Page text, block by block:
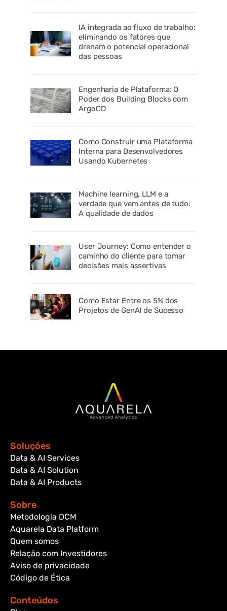
IA integrada ao fluxo de trabalho:
eliminando os fatores que
drenam o potencial operacional
das pessoas
Engenharia de Plataforma: O
Poder dos Building Blocks com
ArgoCD
Como Construir uma Plataforma
Interna para Desenvolvedores
Usando Kubernetes
Machine learning, LLM e a
verdade que vem antes de tudo:
A qualidade de dados
User Journey: Como entender o
caminho do cliente para tomar
decisões mais assertivas
Como Estar Entre os 5% dos
Projetos de GenAI de Sucesso
Soluções
Data & AI Services
Data & AI Solution
Data & AI Products
Sobre
Metodologia DCM
Aquarela Data Platform
Quem somos
Relação com Investidores
Aviso de privacidade
Código de Ética
Conteúdos